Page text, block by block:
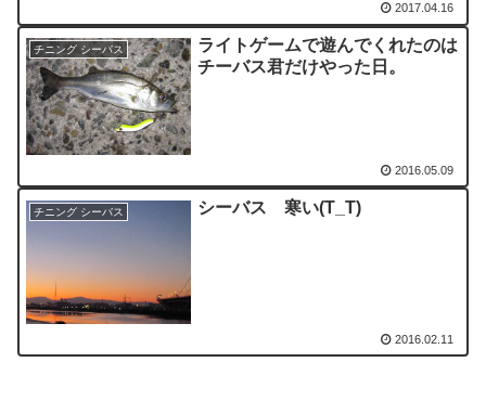
2017.04.16
チニング シーバス
ライトゲームで遊んでくれたのは
チーバス君だけやった日。
2016.05.09
チニング シーバス シーバス 寒い(T_T)
2016.02.11